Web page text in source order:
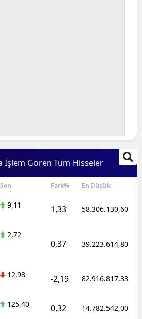
İşlem Gören Tüm Hisseler
Son Fark% En Düşük
9,11 1,33 58.306.130,60
2,72
0,37 39.223.614,80
12,98 -2,19 82.916.817,33
125,40 0,32 14.782.542,00